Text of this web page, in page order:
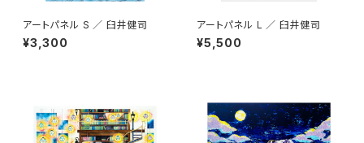
アートパネル S ／ 臼井健司
¥3,300
アートパネル L ／ 臼井健司
¥5,500